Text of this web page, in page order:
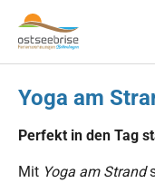
Skip to main navigation
Zum Hauptinhalt
Skip to page footer
Yoga am
Perfekt in den Tag
Mit Yoga am Strand